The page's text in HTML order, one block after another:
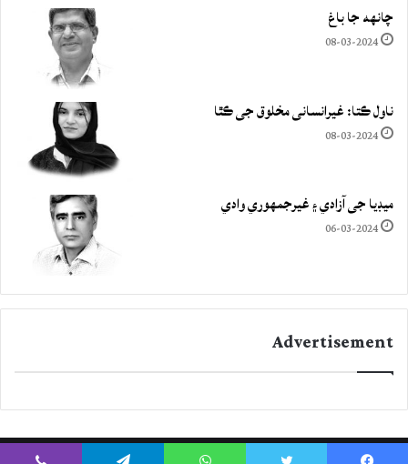
چانهه جا باغ
08-03-2024
ناول ڪتا: غيرانساني مخلوق جي ڪٿا
08-03-2024
ميڊيا جي آزادي ۽ غيرجمھوري وادي
06-03-2024
Advertisement